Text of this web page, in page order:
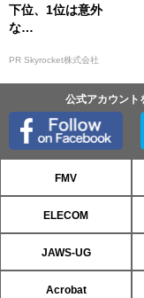
下位、1位は意外
な…
PR Skyrocket株式会社
公式アカウント
FMV
ELECOM
JAWS-UG
Acrobat